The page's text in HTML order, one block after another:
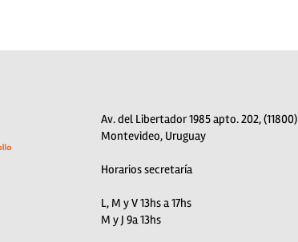
Av. del Libertador 1985 apto. 202, (11800)
Montevideo, Uruguay
Horarios secretaría
L, M y V 13hs a 17hs
M y J 9a 13hs